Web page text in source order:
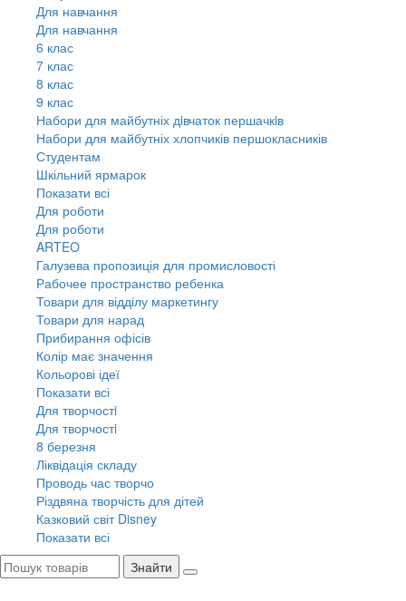
Для навчання
Для навчання
6 клас
7 клас
8 клас
9 клас
Набори для майбутніх дiвчаток першачкiв
Набори для майбутніх хлопчиків першокласників
Студентам
Шкільний ярмарок
Показати всі
Для роботи
Для роботи
ARTEO
Галузева пропозиція для промисловості
Рабочее пространство ребенка
Товари для відділу маркетингу
Товари для нарад
Прибирання офісів
Колір має значення
Кольорові ідеї
Показати всі
Для творчостi
Для творчостi
8 березня
Ліквідація складу
Проводь час творчо
Різдвяна творчість для дітей
Казковий світ Disney
Показати всі
Знайти